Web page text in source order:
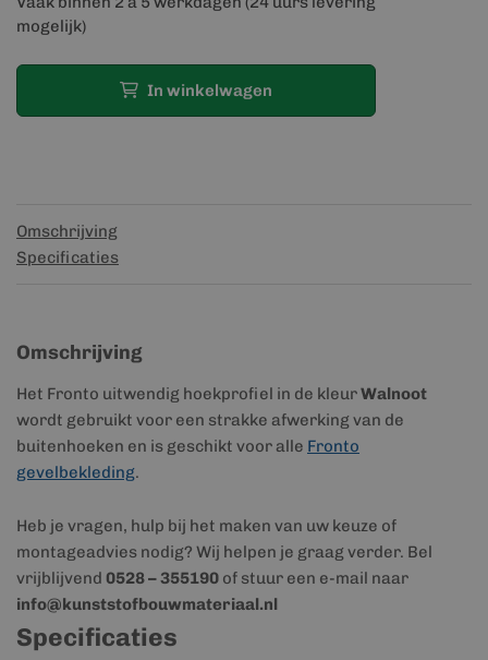
mogelijk)
In winkelwagen
Omschrijving
Specificaties
Omschrijving
Het Fronto uitwendig hoekprofiel in de kleurWalnoot
wordt gebruikt voor een strakke afwerking van de
buitenhoeken en is geschikt voor alle Fronto
gevelbekleding.
Heb je vragen, hulp bij het maken van uw keuze of
montageadvies nodig? Wij helpen je graag verder. Bel
vrijblijvend 0528 – 355190 of stuur een e-mail naar
info@kunststofbouwmateriaal.nl
Specificaties